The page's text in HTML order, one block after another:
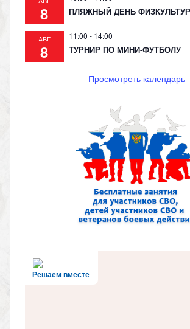
8 ПЛЯЖНЫЙ ДЕНЬ
АВГ
8
11:00 - 14:00
ТУРНИР ПО МИНИ-ФУТБОЛУ
Просмотреть календарь
Решаем вместе